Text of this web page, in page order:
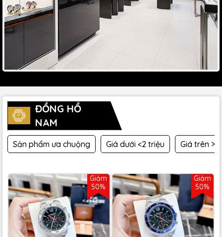
ĐỒNG HỒ
NAM
Sản phẩm ưa chuộng Giá dưới <2 triệu Giá trên
Giảm
50%
Giảm
50%